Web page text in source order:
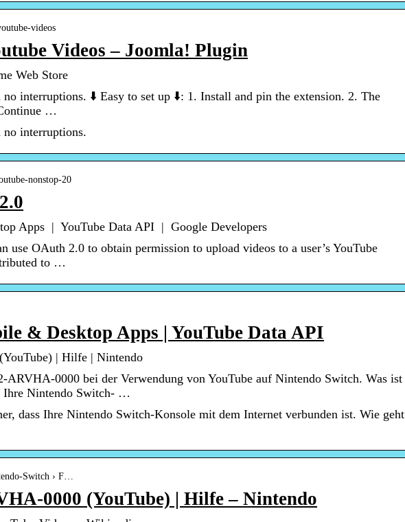
videos
Videos – Joomla! Plugin
Web Store
interruptions. ⬇️ Easy to set up ⬇️: 1. Install and pin the extension. 2. The
…
no interruptions.
nonstop-20
Apps | YouTube Data API | Google Developers
use OAuth 2.0 to obtain permission to upload videos to a user’s YouTube
to …
& Desktop Apps | YouTube Data API
| Hilfe | Nintendo
ARVHA-0000 bei der Verwendung von YouTube auf Nintendo Switch. Was ist
Ihre Nintendo Switch- …
dass Ihre Nintendo Switch-Konsole mit dem Internet verbunden ist. Wie geht
Switch › F…
0000 (YouTube) | Hilfe – Nintendo